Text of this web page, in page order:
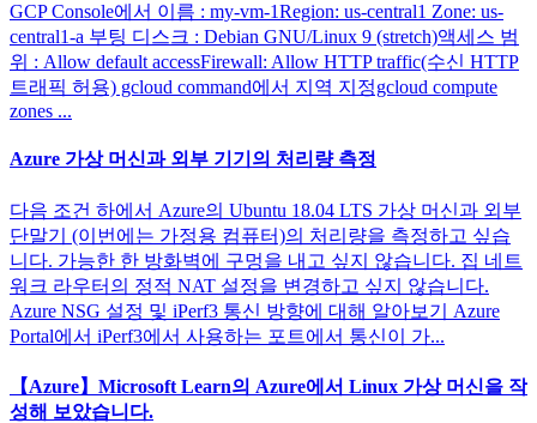
GCP Console에서 이름 : my-vm-1Region: us-central1 Zone: us-
central1-a 부팅 디스크 : Debian GNU/Linux 9 (stretch)액세스 범
위 : Allow default accessFirewall: Allow HTTP traffic(수신 HTTP
트래픽 허용) gcloud command에서 지역 지정gcloud compute
zones ...
Azure 가상 머신과 외부 기기의 처리량 측정
다음 조건 하에서 Azure의 Ubuntu 18.04 LTS 가상 머신과 외부
단말기 (이번에는 가정용 컴퓨터)의 처리량을 측정하고 싶습
니다. 가능한 한 방화벽에 구멍을 내고 싶지 않습니다. 집 네트
워크 라우터의 정적 NAT 설정을 변경하고 싶지 않습니다.
Azure NSG 설정 및 iPerf3 통신 방향에 대해 알아보기 Azure
Portal에서 iPerf3에서 사용하는 포트에서 통신이 가...
【Azure】Microsoft Learn의 Azure에서 Linux 가상 머신을 작
성해 보았습니다.